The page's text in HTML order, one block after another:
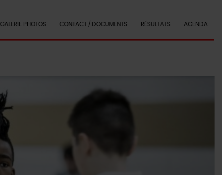
GALERIE PHOTOS CONTACT / DOCUMENTS RÉSULTATS AGENDA